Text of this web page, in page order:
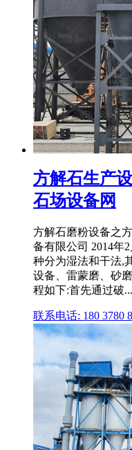
方解石生产
石场设备网
方解石磨粉设备之
备有限公司 2014年
种分为湿法和干法,
设备、雷蒙磨、砂
程如下:首先通过破...
联系电话: 180 3780